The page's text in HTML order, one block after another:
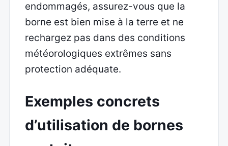
endommagés, assurez-vous que la
borne est bien mise à la terre et ne
rechargez pas dans des conditions
météorologiques extrêmes sans
protection adéquate.
Exemples concrets
d’utilisation de bornes